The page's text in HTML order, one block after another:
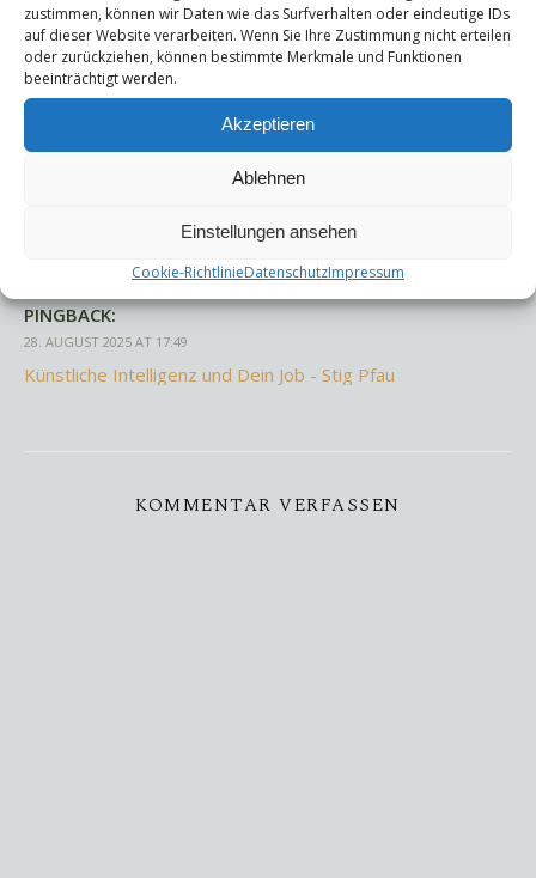
zustimmen, können wir Daten wie das Surfverhalten oder eindeutige IDs
auf dieser Website verarbeiten. Wenn Sie Ihre Zustimmung nicht erteilen
oder zurückziehen, können bestimmte Merkmale und Funktionen
beeinträchtigt werden.
Akzeptieren
Ablehnen
Einstellungen ansehen
Cookie-RichtlinieDatenschutzImpressum
Strategie VUCA Wissen
ByStig Pfau
ONE COMMENT
PINGBACK:
28. AUGUST 2025 AT 17:49
Künstliche Intelligenz und Dein Job - Stig Pfau
KOMMENTAR VERFASSEN